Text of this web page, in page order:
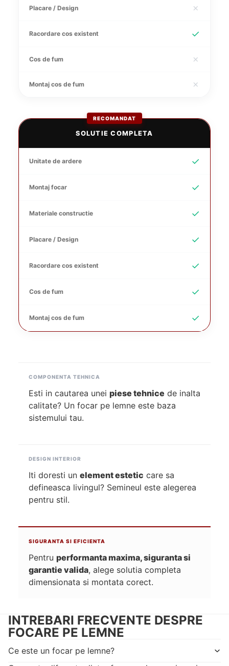
Placare / Design ✗
Racordare cos existent ✓
Cos de fum ✗
Montaj cos de fum ✗
RECOMANDAT
SOLUTIE COMPLETA
Unitate de ardere ✓
Montaj focar ✓
Materiale constructie ✓
Placare / Design ✓
Racordare cos existent ✓
Cos de fum ✓
Montaj cos de fum ✓
COMPONENTA TEHNICA
Esti in cautarea unei piese tehnice de inalta
calitate? Un focar pe lemne este baza
sistemului tau.
DESIGN INTERIOR
Iti doresti un element estetic care sa
defineasca livingul? Semineul este alegerea
pentru stil.
SIGURANTA SI EFICIENTA
Pentru performanta maxima, siguranta si
garantie valida, alege solutia completa
dimensionata si montata corect.
INTREBARI FRECVENTE DESPRE
FOCARE PE LEMNE
Ce este un focar pe lemne?